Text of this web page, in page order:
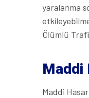
yaralanma
Ölümlü
Maddi
Maddi